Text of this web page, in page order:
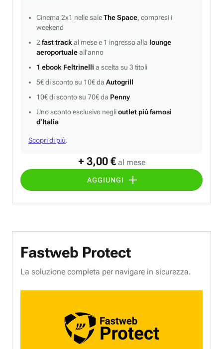
+ 3,00 € al mese
AGGIUNGI
Cinema 2x1 nelle saleThe Space, compresi i
weekend
2 fast track al mese e 1 ingresso alla lounge
aeroportualeall’anno
1 ebook Feltrinelli a scelta su 3 titoli
5€ di sconto su 10€ da Autogrill
10€ di sconto su 70€ da Penny
Uno sconto esclusivo neglioutlet più famosi
d’Italia
Scopri di più.
Fastweb Protect
La soluzione completa per navigare in sicurezza.